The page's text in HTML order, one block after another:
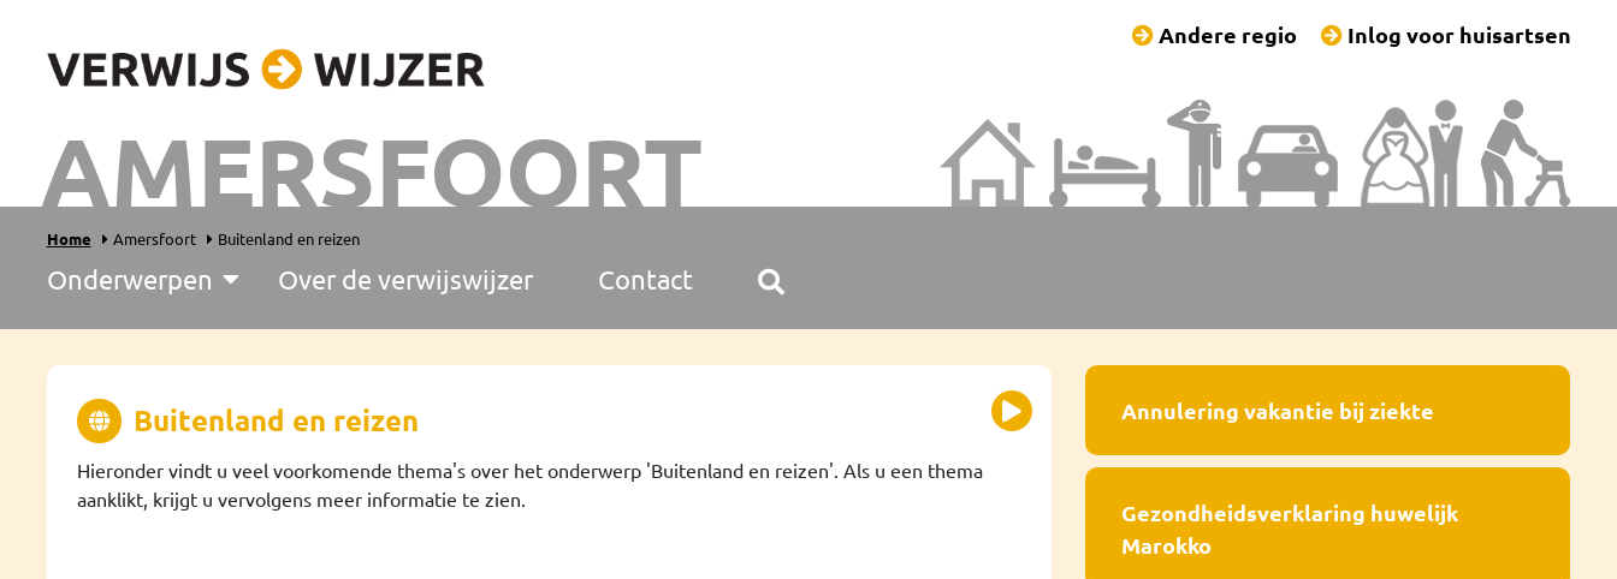
AMERSFOORT
Andere regio Inlog voor huisartsen
Home Amersfoort Buitenland en reizen
Onderwerpen Over de verwijswijzer Contact
Buitenland en reizen
Hieronder vindt u veel voorkomende thema's over het onderwerp 'Buitenland en reizen'. Als u een thema
aanklikt, krijgt u vervolgens meer informatie te zien.
Annulering vakantie bij ziekte
Gezondheidsverklaring huwelijk
Marokko